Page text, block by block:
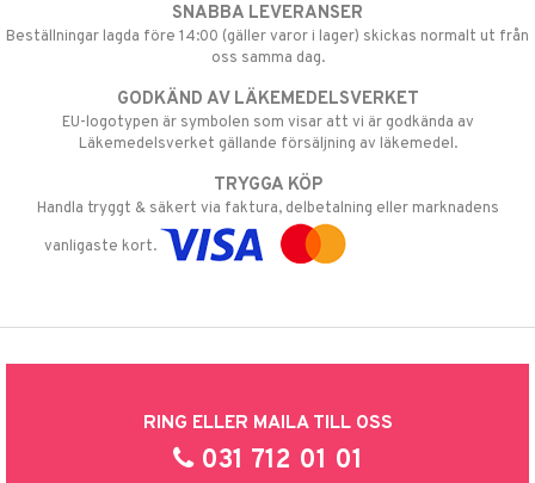
SNABBA LEVERANSER
Beställningar lagda före 14:00 (gäller varor i lager) skickas normalt ut från
oss samma dag.
GODKÄND AV LÄKEMEDELSVERKET
EU-logotypen är symbolen som visar att vi är godkända av
Läkemedelsverket gällande försäljning av läkemedel.
TRYGGA KÖP
Handla tryggt & säkert via faktura, delbetalning eller marknadens
vanligaste kort.
RING ELLER MAILA TILL OSS
031 712 01 01